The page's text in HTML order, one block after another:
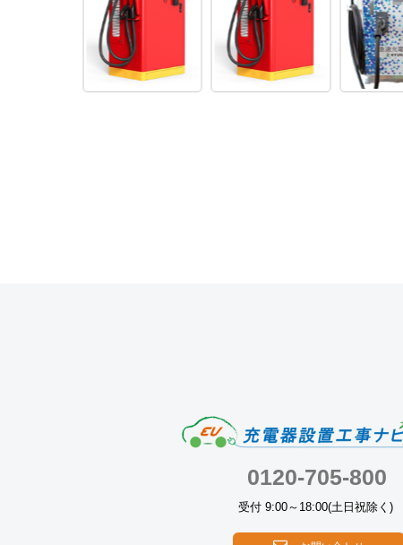
0120-705-800
受付 9:00～18:00(土日祝除く)